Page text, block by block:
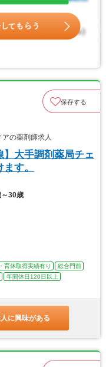
保存する
の薬剤師求人
】大手調剤薬局チェ
す。
～30歳
育休取得実績有り
総合門前
年間休日120日以上
に興味がある